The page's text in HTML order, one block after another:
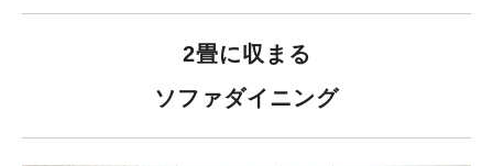
2畳に収まる
ソファダイニング